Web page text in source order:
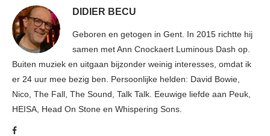
DIDIER BECU
Geboren en getogen in Gent. In 2015 richtte hij
samen met Ann Cnockaert Luminous Dash op.
Buiten muziek en uitgaan bijzonder weinig interesses, omdat ik
er 24 uur mee bezig ben. Persoonlijke helden: David Bowie,
Nico, The Fall, The Sound, Talk Talk. Eeuwige liefde aan Peuk,
HEISA, Head On Stone en Whispering Sons.